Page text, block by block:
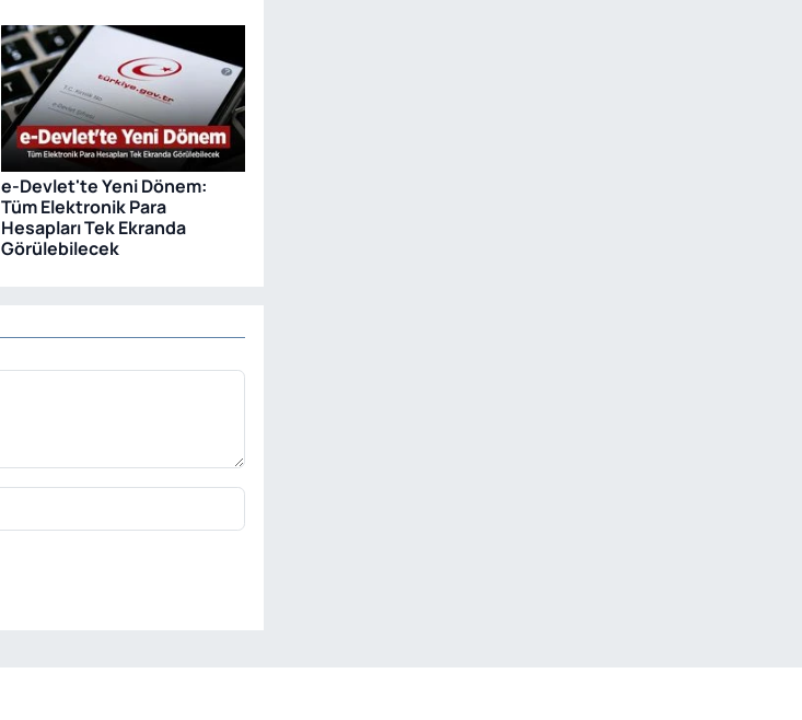
e-Devlet'te Yeni Dönem:
Tüm Elektronik Para
Hesapları Tek Ekranda
Görülebilecek